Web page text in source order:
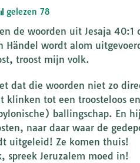
gelezen 78
de woorden uit Jesaja
Händel wordt alom
troost mijn volk.
dat die woorden niet zo
klinken tot een troosteloos
ballingschap. En
naar daar waar de
uitgeleid! Ze komen thuis!
spreek Jeruzalem moed in!